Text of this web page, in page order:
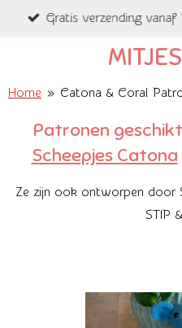
de
Home » Catona & Coral
Patronen
Scheepjes Catona
Ze zijn ook ontworpen door
STIP